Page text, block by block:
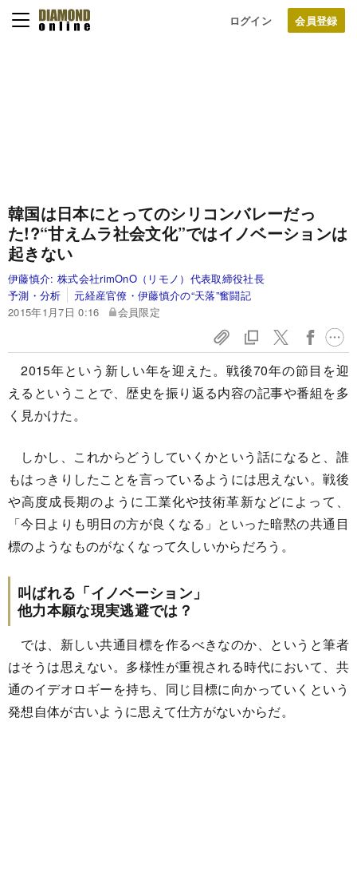
ログイン
韓国は日本にとってのシリコンバレーだっ
た!?“甘えムラ社会文化”ではイノベーションは
起きない
伊藤慎介: 株式会社rimOnO（リモノ）代表取締役社長
予測・分析
元経産官僚・伊藤慎介の“天落”奮闘記
2015年1月7日 0:16
会員限定
2015年という新しい年を迎えた。戦後70年の節目を迎
えるということで、歴史を振り返る内容の記事や番組を多
く見かけた。
しかし、これからどうしていくかという話になると、誰
もはっきりしたことを言っているようには思えない。戦後
や高度成長期のように工業化や技術革新などによって、
「今日よりも明日の方が良くなる」といった暗黙の共通目
標のようなものがなくなって久しいからだろう。
叫ばれる「イノベーション」
他力本願な現実逃避では？
では、新しい共通目標を作るべきなのか、というと筆者
はそうは思えない。多様性が重視される時代において、共
通のイデオロギーを持ち、同じ目標に向かっていくという
発想自体が古いように思えて仕方がないからだ。